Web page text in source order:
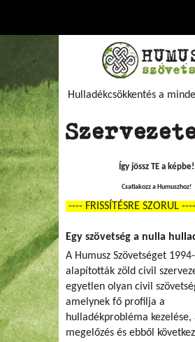
Hulladékcsökkentés a
Így jössz TE a képbe!
Csatlakozz a Humuszhoz!
---- FRISSÍTÉSRE SZORUL ----
Egy szövetség a nulla
A Humusz Szövetséget
alapították zöld civil
egyetlen olyan civil
amelynek fő profilja a
hulladékprobléma kezelése,
megelőzés és ebből